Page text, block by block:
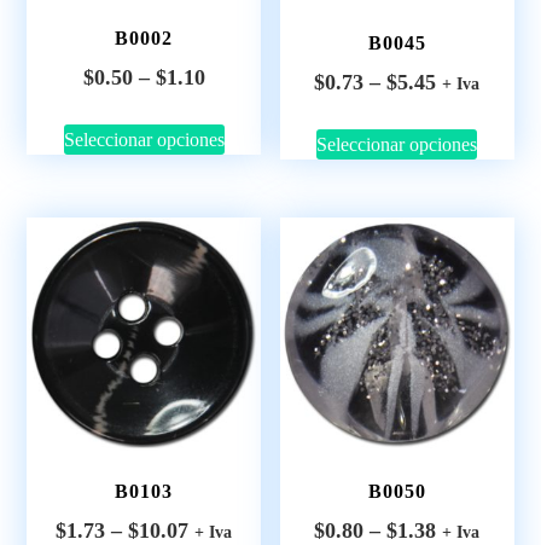
B0002
$0.50 – $1.10
Seleccionar opciones
B0045
$0.73 – $5.45 + Iva
Seleccionar opciones
B0103
$1.73 – $10.07 + Iva
B0050
$0.80 – $1.38 + Iva